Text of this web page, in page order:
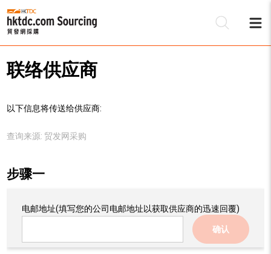
联络供应商
以下信息将传送给供应商:
查询来源: 贸发网采购
步骤一
电邮地址(填写您的公司电邮地址以获取供应商的迅速回覆)
确认